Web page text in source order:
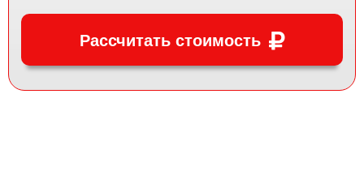
Рассчитать стоимость